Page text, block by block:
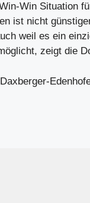
Win Situation
ist nicht
weil es ein
zeigt die